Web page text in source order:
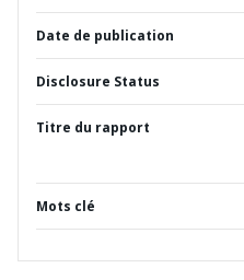
Date de publication
Disclosure Status
Titre du rapport
Mots clé